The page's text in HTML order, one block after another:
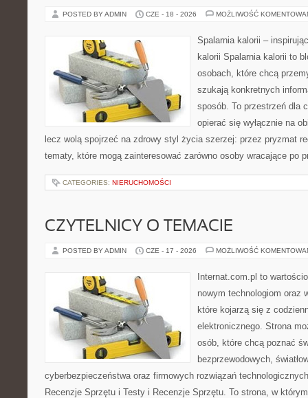
POSTED BY ADMIN CZE - 18 - 2026 MOŻLIWOŚĆ
Spalarnia kalorii –
kalorii Spalarnia kalorii to
osobach, które chcą
szukają konkretnych
sposób. To przestrzeń dla
opierać się wyłącznie na
lecz wolą spojrzeć na zdrowy styl życia szerzej: przez pryzmat
tematy, które mogą zainteresować zarówno osoby wracające po
CATEGORIES: NIERUCHOMOŚCI
CZYTELNICY O TEMACIE
POSTED BY ADMIN CZE - 17 - 2026 MOŻLIWOŚĆ
Internat.com.pl to
nowym technologiom oraz
które kojarzą się z
elektronicznego. Strona
osób, które chcą poznać
bezprzewodowych,
cyberbezpieczeństwa oraz firmowych rozwiązań
Recenzje Sprzętu i Testy i Recenzje Sprzętu. To strona, w